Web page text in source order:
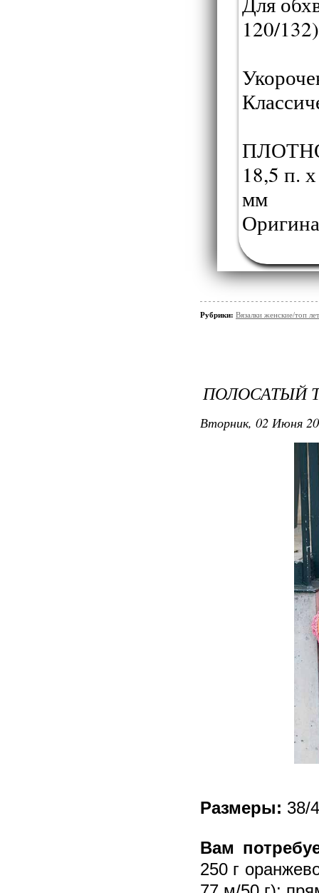
120/
18,5 п.
мм
Рубрики: Вязалки женские/топ
ПОЛОСАТЫЙ
Вторник, 02 Июня
Размеры: 38/
Вам
250 г